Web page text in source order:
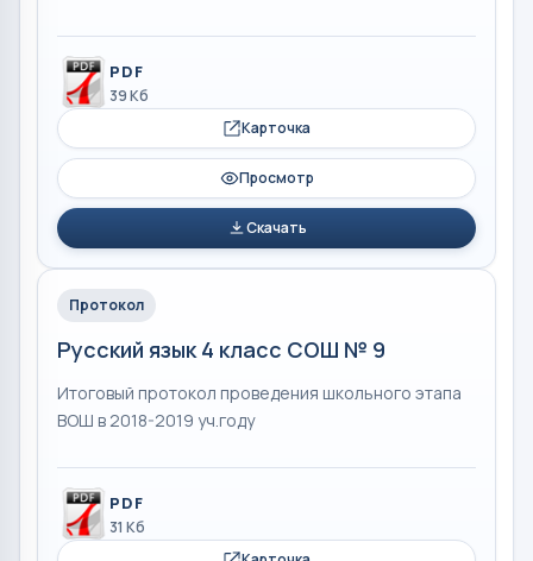
PDF
39 Кб
Карточка
Просмотр
Скачать
Протокол
Русский язык 4 класс СОШ № 9
Итоговый протокол проведения школьного этапа
ВОШ в 2018-2019 уч.году
PDF
31 Кб